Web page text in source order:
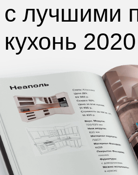
с лучшими
кухонь